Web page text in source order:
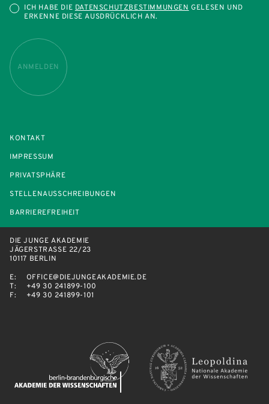
ICH HABE DIEDATENSCHUTZBESTIMMUNGENGELESEN UND
ERKENNE DIESE AUSDRÜCKLICH AN.
ANMELDEN
KONTAKT
IMPRESSUM
PRIVATSPHÄRE
STELLENAUSSCHREIBUNGEN
BARRIEREFREIHEIT
DIE JUNGE AKADEMIE
JÄGERSTRASSE 22/23
10117 BERLIN
E:
OFFICE@DIEJUNGEAKADEMIE.DE
T:
+49 30 241899-100
F:
+49 30 241899-101